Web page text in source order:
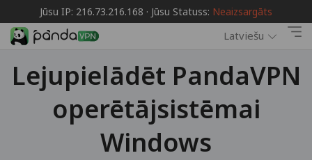
Jūsu IP: 216.73.216.168 · Jūsu Statuss: Neaizsargāts
Latviešu
Lejupielādēt PandaVPN
operētājsistēmai
Windows